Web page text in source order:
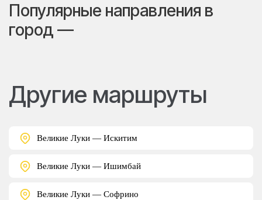
Популярные направления в
город —
Другие маршруты
Великие Луки — Искитим
Великие Луки — Ишимбай
Великие Луки — Софрино